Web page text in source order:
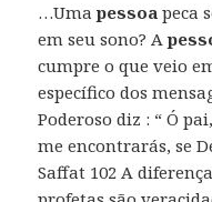
…Umapessoa peca
em seu sono? A
cumpre o que veio
específico dos
Poderoso diz : “ Ó
me encontrarás, se
Saffat 102 A